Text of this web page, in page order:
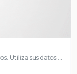
Utiliza sus datos …